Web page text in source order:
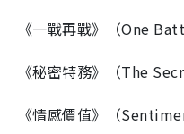
《一戰再戰》（One
《秘密特務》（The
《情感價值》（